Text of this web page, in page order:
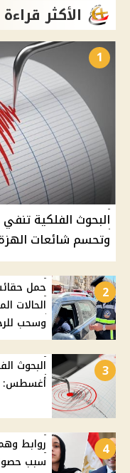
الأكثر قراءة
1
البحوث الفلكية
وتحسم شائعات
2
حمل
الحالات
وسحب
3
أغسطس:
4
روابط
سبب حصول ريم